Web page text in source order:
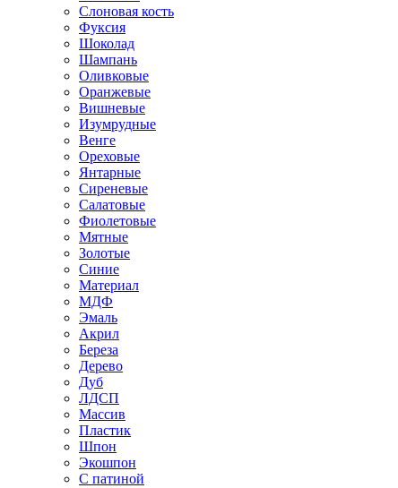
Слоновая кость
Фуксия
Шоколад
Шампань
Оливковые
Оранжевые
Вишневые
Изумрудные
Венге
Ореховые
Янтарные
Сиреневые
Салатовые
Фиолетовые
Мятные
Золотые
Синие
Материал
МДФ
Эмаль
Акрил
Береза
Дерево
Дуб
ЛДСП
Массив
Пластик
Шпон
Экошпон
С патиной